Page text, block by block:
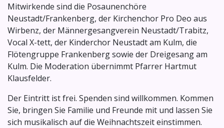
Mitwirkende sind die Posaunenchöre
Neustadt/Frankenberg, der Kirchenchor Pro Deo aus
Wirbenz, der Männergesangverein Neustadt/Trabitz,
Vocal X-tett, der Kinderchor Neustadt am Kulm, die
Flötengruppe Frankenberg sowie der Dreigesang am
Kulm. Die Moderation übernimmt Pfarrer Hartmut
Klausfelder.
Der Eintritt ist frei. Spenden sind willkommen. Kommen
Sie, bringen Sie Familie und Freunde mit und lassen Sie
sich musikalisch auf die Weihnachtszeit einstimmen.